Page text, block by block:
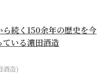
ら続く150余年の歴史を今
ている濵田酒造
酒造)